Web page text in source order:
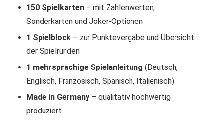
150 Spielkarten – mit Zahlenwerten,
Sonderkarten und Joker-Optionen
1 Spielblock – zur Punktevergabe und Übersicht
der Spielrunden
1 mehrsprachige Spielanleitung (Deutsch,
Englisch, Französisch, Spanisch, Italienisch)
Made in Germany – qualitativ hochwertig
produziert